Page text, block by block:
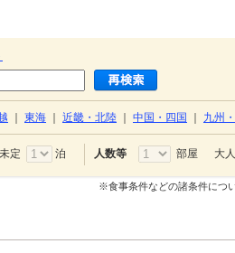
東海 近畿・北陸 中国・四国 九州
定 泊 人数等 部屋 大人
※食事条件などの諸条件につ